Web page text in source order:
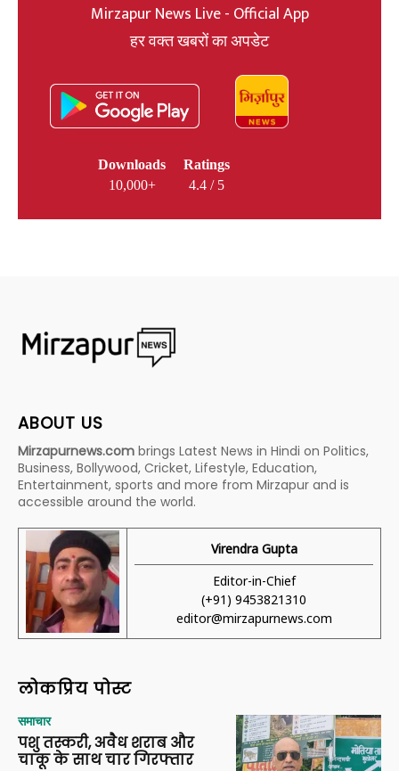
Mirzapur News Live - Official App
हर वक्त खबरों का अपडेट
Downloads
10,000+
Ratings
4.4 / 5
ABOUT US
Mirzapurnews.com brings Latest News in Hindi on Politics,
Business, Bollywood, Cricket, Lifestyle, Education,
Entertainment, sports and more from Mirzapur and is
accessible around the world.
Virendra Gupta
Editor-in-Chief
(+91) 9453821310
editor@mirzapurnews.com
लोकप्रिय पोस्ट
समाचार
पशु तस्करी, अवैध शराब और
चाकू के साथ चार गिरफ्तार